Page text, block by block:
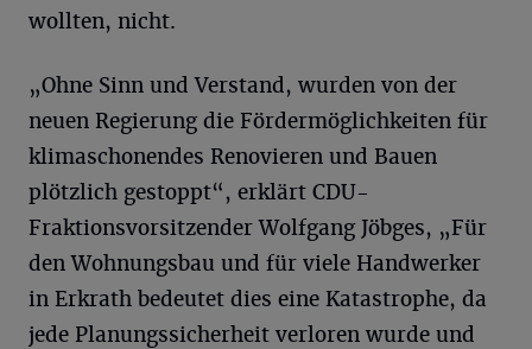
wollten, nicht.
„Ohne Sinn und Verstand, wurden von der
neuen Regierung die Fördermöglichkeiten für
klimaschonendes Renovieren und Bauen
plötzlich gestoppt“, erklärt CDU-
Fraktionsvorsitzender Wolfgang Jöbges, „Für
den Wohnungsbau und für viele Handwerker
in Erkrath bedeutet dies eine Katastrophe, da
jede Planungssicherheit verloren wurde und